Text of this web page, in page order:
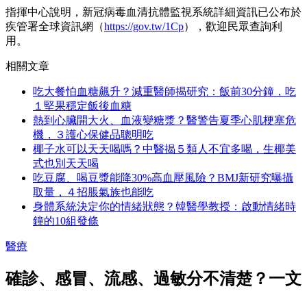
指揮中心說明，新冠病毒血清抗體監視系統詳細資訊已公布於
疾管署全球資訊網（https://gov.tw/1Cp），歡迎民眾查詢利
用。
相關文章
吃大餐怕血糖飆升？減重醫師揭研究：飯前30分鐘，吃
１堅果穩定飯後血糖
熱到心臟開大火、血液變糖漿？醫警告夏季心肌梗塞危
機，３護心保健品聰明吃
椰子水可以天天喝嗎？中醫揭５類人不宜多喝，生椰美
式也別天天喝
吃豆腐、喝豆漿能降30%高血壓風險？BMJ新研究曝攝
取量，４招脹氣族也能吃
身體系統決定你的情緒狀態？韓醫學教授：啟動情緒時
鐘的10組發條
醫療
確診、感冒、流感、過敏分不清楚？一文